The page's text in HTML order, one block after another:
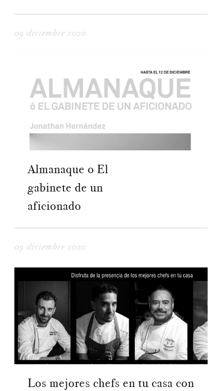
09 diciembre 2020
Almanaque o El
gabinete de un
aficionado
09 diciembre 2020
Los mejores chefs en tu casa con